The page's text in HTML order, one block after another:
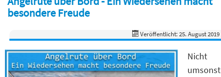
besondere Freude
Veröffentlicht: 25. August 2019
Nicht
umsonst